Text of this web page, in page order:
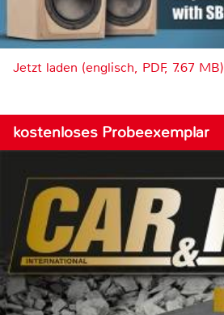
Jetzt laden (englisch, PDF, 7.67 MB)
kostenloses Probeexemplar